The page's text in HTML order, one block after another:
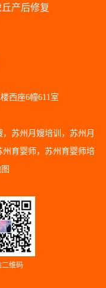
丘产后修复
西座6幢611室
， 苏州月嫂培训 ， 苏州月
州育婴师， 苏州育婴师培
二维码